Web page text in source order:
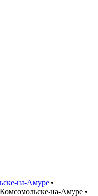
на-Амуре •
на-Амуре •